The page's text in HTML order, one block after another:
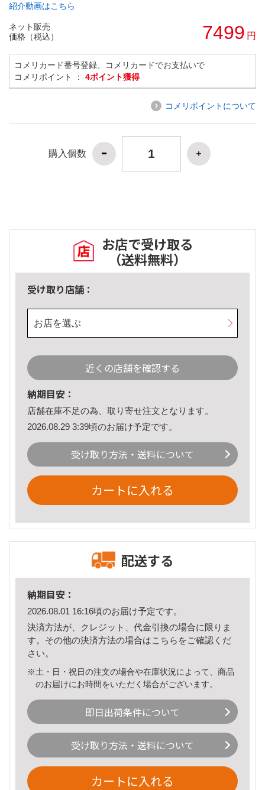
紹介動画はこちら
ネット販売
価格（税込）
7499 円
コメリカード番号登録、コメリカードでお支払いで
コメリポイント ： 4ポイント獲得
コメリポイントについて
購入個数
お店で受け取る
（送料無料）
受け取り店舗：
お店を選ぶ
近くの店舗を確認する
納期目安：
店舗在庫不足の為、取り寄せ注文となります。
2026.08.29 3:39頃のお届け予定です。
受け取り方法・送料について
カートに入れる
配送する
納期目安：
2026.08.01 16:16頃のお届け予定です。
決済方法が、クレジット、代金引換の場合に限りま
す。その他の決済方法の場合はこちら をご確認くだ
さい。
※土・日・祝日の注文の場合や在庫状況によって、商品
のお届けにお時間をいただく場合がございます。
即日出荷条件について
受け取り方法・送料について
カートに入れる